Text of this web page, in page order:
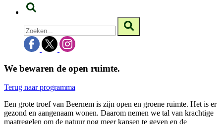
We bewaren de open ruimte.
Terug naar programma
Een grote troef van Beernem is zijn open en groene ruimte. Het is er
gezond en aangenaam wonen. Daarom nemen we tal van krachtige
maatregelen om de natuur nog meer kansen te geven en de